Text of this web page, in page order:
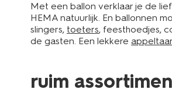
Met een ballon verklaar je de
HEMA natuurlijk. En ballonnen
slingers, toeters, feesthoedjes,
de gasten. Een lekkere
ruim